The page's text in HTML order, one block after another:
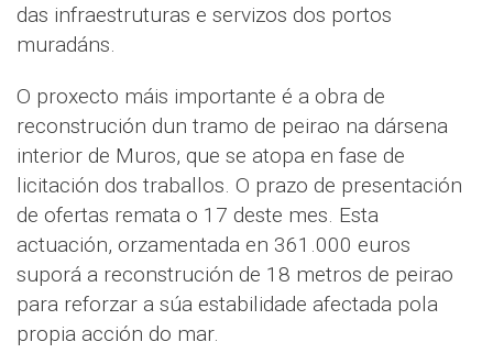
das infraestruturas e servizos dos portos
muradáns.
O proxecto máis importante é a obra de
reconstrución dun tramo de peirao na dársena
interior de Muros, que se atopa en fase de
licitación dos traballos. O prazo de presentación
de ofertas remata o 17 deste mes. Esta
actuación, orzamentada en 361.000 euros
suporá a reconstrución de 18 metros de peirao
para reforzar a súa estabilidade afectada pola
propia acción do mar.